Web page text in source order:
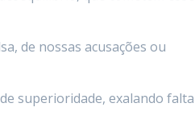
de nossas acusações ou
superioridade, exalando falta